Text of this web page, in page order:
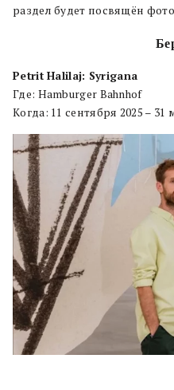
раздел будет посвящён
Petrit Halilaj: Syrigana
Где: Hamburger Bahnhof
Когда: 11 сентября 2025 – 31